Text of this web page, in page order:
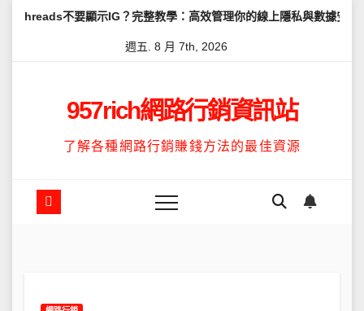
示IG？完整教學：高效管理你的線上隱私與數據安全 怎麼讓
週五. 8 月 7th, 2026
957rich網路行銷資訊站
了解各種網路行銷賺錢方法的最佳資源